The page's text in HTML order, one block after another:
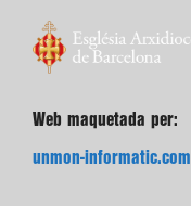
Web maquetada per:
unmon-informatic.com